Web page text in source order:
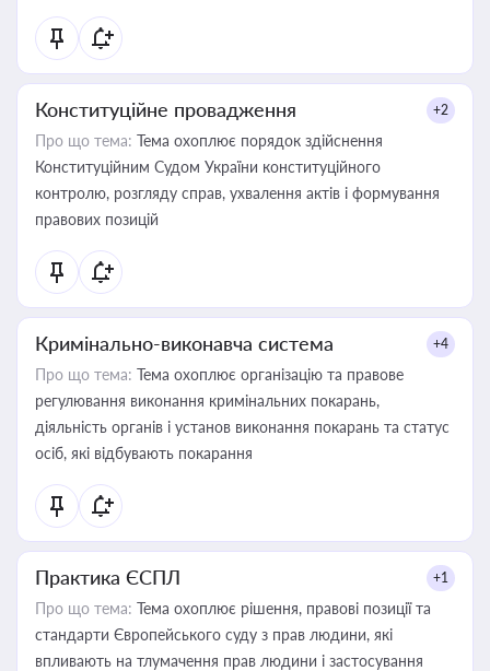
Конституційне провадження +2
Про що тема: Тема охоплює порядок здійснення
Конституційним Судом України конституційного
контролю, розгляду справ, ухвалення актів і формування
правових позицій
Кримінально-виконавча система +4
Про що тема: Тема охоплює організацію та правове
регулювання виконання кримінальних покарань,
діяльність органів і установ виконання покарань та статус
осіб, які відбувають покарання
Практика ЄСПЛ +1
Про що тема: Тема охоплює рішення, правові позиції та
стандарти Європейського суду з прав людини, які
впливають на тлумачення прав людини і застосування